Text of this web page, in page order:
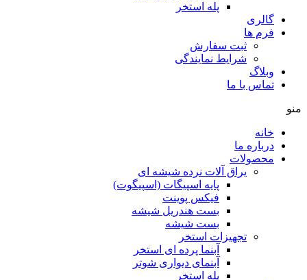
پله استخر
گالری
فرم ها
ثبت سفارش
شرایط نمایندگی
وبلاگ
تماس با ما
منو
خانه
درباره ما
محصولات
یراق آلات نرده شیشه ای
پایه اسپیگات (اسپیگوت)
فیکس پوینت
بست هندریل شیشه
بست شیشه
تجهیزات استخر
آبنما پرده ای استخر
آبنمای دیواری شوتر
پله استخر